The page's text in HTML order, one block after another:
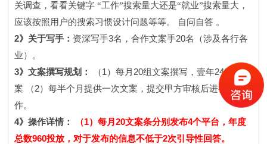
关调查，看看关键字“工作”搜索量大还是“就业”搜索量大，
应该按照用户的搜索习惯设计问题等等。
自问自答 。
2》关于写手： 资深写手3名，合作文案手20名（涉及各行各
业）。
3》文案撰写规划： （1）每月 20组文案撰写，壹年240
篇文
案
（2）每半个月提供一次文案，提交甲方审核后进行操
作。
4》操作详情： （1）每月20文案条分别发布4个平台，年度
总数960投放，对于发布的信息不低于2次引导性回答。